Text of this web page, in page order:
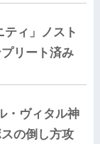
ティ」ノスト
リート済み
・ヴィタル神
の倒し方攻